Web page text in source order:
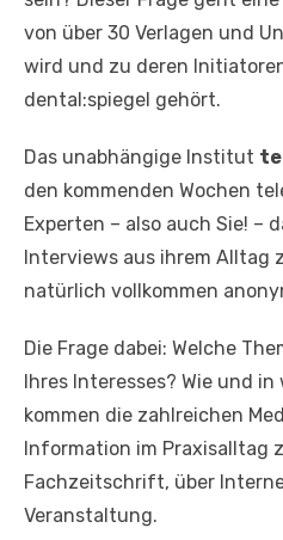
von über 30 Verlagen und
wird und zu deren
dental:spiegel gehört.
Das unabhängige Institut
den kommenden Wochen
Experten – also auch Sie! –
Interviews aus ihrem Alltag
natürlich vollkommen
Die Frage dabei: Welche
Ihres Interesses? Wie und
kommen die zahlreichen
Information im Praxisalltag
Fachzeitschrift, über
Veranstaltung.